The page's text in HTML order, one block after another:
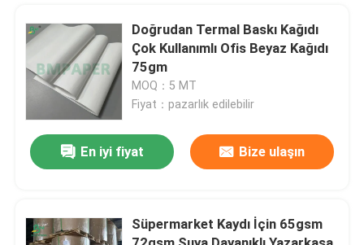
Bize ulaşın
Haberler
Tüm servis talepleri
Termal Kağıt Rulosu
Doğrudan Termal Baskı Kağıdı
Çok Kullanımlı Ofis Beyaz Kağıdı
75gm
MOQ：5 MT
Fiyat：pazarlık edilebilir
En iyi fiyat Bize ulaşın
Süpermarket Kaydı İçin 65gsm